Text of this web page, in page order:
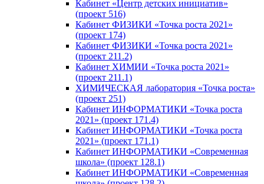
Кабинет «Центр детских инициатив»
(проект 516)
Кабинет ФИЗИКИ «Точка роста 2021»
(проект 174)
Кабинет ФИЗИКИ «Точка роста 2021»
(проект 211.2)
Кабинет ХИМИИ «Точка роста 2021»
(проект 211.1)
ХИМИЧЕСКАЯ лаборатория «Точка роста»
(проект 251)
Кабинет ИНФОРМАТИКИ «Точка роста
2021» (проект 171.4)
Кабинет ИНФОРМАТИКИ «Точка роста
2021» (проект 171.1)
Кабинет ИНФОРМАТИКИ «Современная
школа» (проект 128.1)
Кабинет ИНФОРМАТИКИ «Современная